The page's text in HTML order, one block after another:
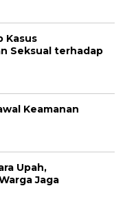
Kasus
Seksual terhadap
Keamanan
Upah,
Jaga